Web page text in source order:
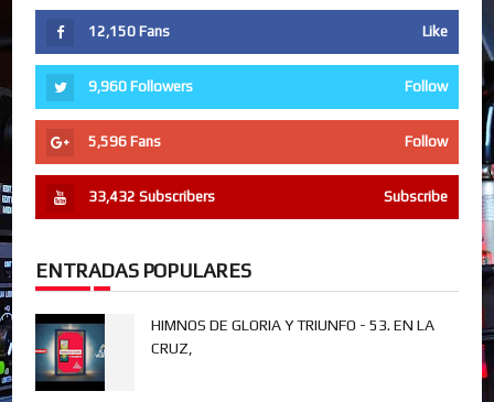
12,150 Fans Like
9,960 Followers Follow
5,596 Fans Follow
33,432 Subscribers Subscribe
ENTRADAS POPULARES
HIMNOS DE GLORIA Y TRIUNFO - 53. EN LA
CRUZ,